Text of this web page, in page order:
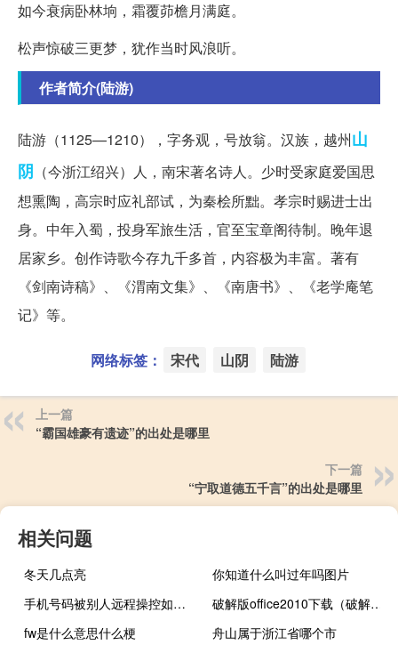
如今衰病卧林垧，霜覆茆檐月满庭。
松声惊破三更梦，犹作当时风浪听。
作者简介(陆游)
陆游（1125—1210），字务观，号放翁。汉族，越州山
阴 （今浙江绍兴）人，南宋著名诗人。少时受家庭爱国思
想熏陶，高宗时应礼部试，为秦桧所黜。孝宗时赐进士出
身。中年入蜀，投身军旅生活，官至宝章阁待制。晚年退
居家乡。创作诗歌今存九千多首，内容极为丰富。著有
《剑南诗稿》、《渭南文集》、《南唐书》、《老学庵笔
记》等。
网络标签： 宋代 山阴 陆游
上一篇
“霸国雄豪有遗迹”的出处是哪里
下一篇
“宁取道德五千言”的出处是哪里
相关问题
冬天几点亮
你知道什么叫过年吗图片
手机号码被别人远程操控如何解除
破解版office2010下载（破解版office2010）
fw是什么意思什么梗
舟山属于浙江省哪个市